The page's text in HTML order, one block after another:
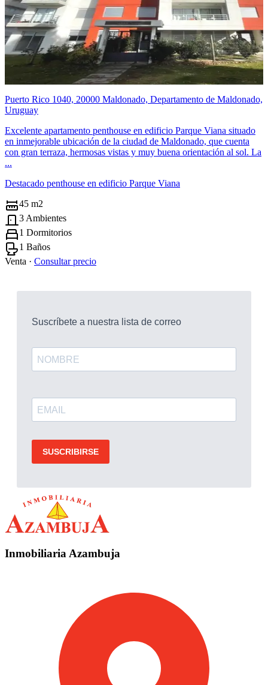
Puerto Rico 1040, 20000 Maldonado, Departamento de Maldonado,
Uruguay
Excelente apartamento penthouse en edificio Parque Viana situado
en inmejorable ubicación de la ciudad de Maldonado, que cuenta
con gran terraza, hermosas vistas y muy buena orientación al sol. La
...
Destacado penthouse en edificio Parque Viana
45 m2
3 Ambientes
1 Dormitorios
1 Baños
Venta · Consultar precio
Inmobiliaria Azambuja